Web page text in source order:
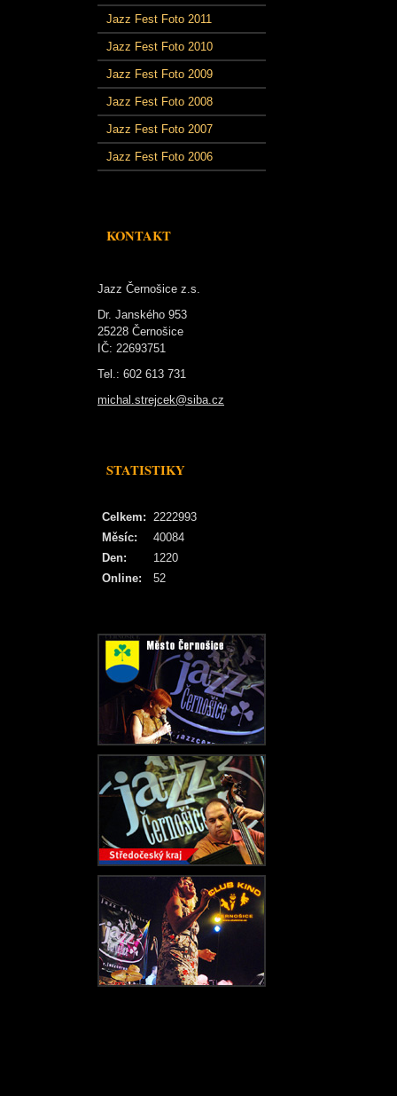
Jazz Fest Foto 2011
Jazz Fest Foto 2010
Jazz Fest Foto 2009
Jazz Fest Foto 2008
Jazz Fest Foto 2007
Jazz Fest Foto 2006
KONTAKT
Jazz Černošice z.s.
Dr. Janského 953
25228 Černošice
IČ: 22693751
Tel.: 602 613 731
michal.strejcek@siba.cz
STATISTIKY
Online: 52
Celkem: 2222993
Měsíc:
40084
Den:
1220